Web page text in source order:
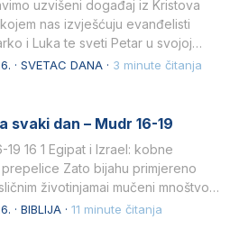
uzvišeni događaj iz Kristova
nas izvješćuju evanđelisti
i Luka te sveti Petar u svojoj
· SVETAC DANA · 3 minute čitanja
svaki dan – Mudr 16-19
19 16 1 Egipat i Izrael: kobne
Zato bijahu primjereno
životinjamai mučeni mnoštvom
narod…
· BIBLIJA · 11 minute čitanja